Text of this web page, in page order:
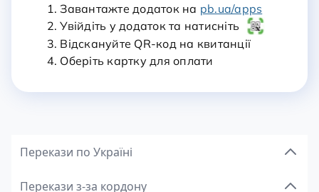
1. Завантажте додаток на pb.ua/apps
2. Увійдіть у додаток та натисніть
3. Відскануйте QR-код на квитанції
4. Оберіть картку для оплати
Перекази по Україні
Перекази з-за кордону